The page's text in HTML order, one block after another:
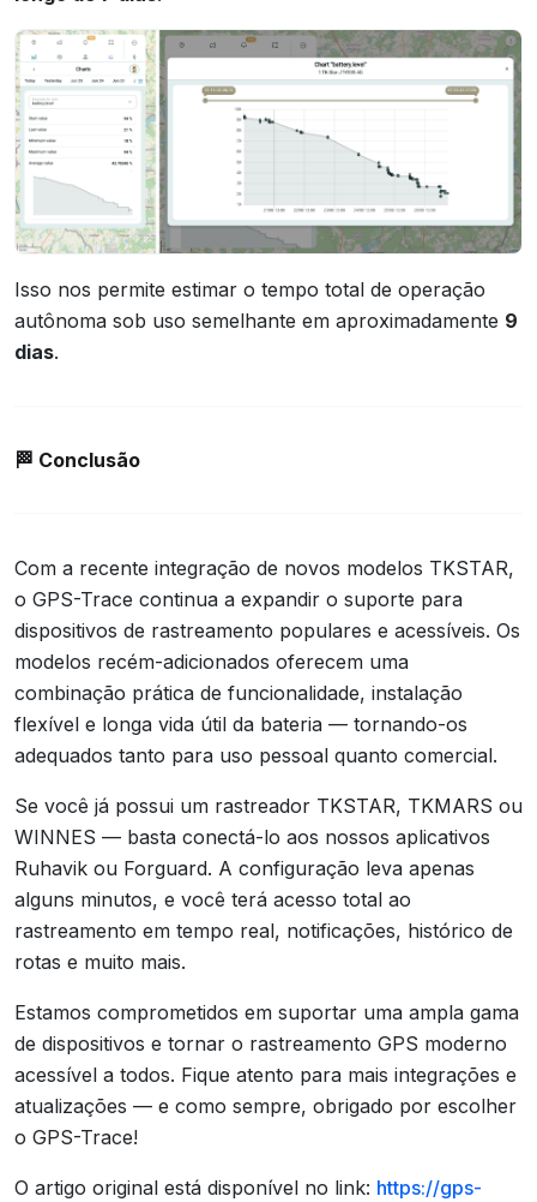
Isso nos permite estimar o tempo total de operação
autônoma sob uso semelhante em aproximadamente 9
dias.
🏁 Conclusão
Com a recente integração de novos modelos TKSTAR,
o GPS-Trace continua a expandir o suporte para
dispositivos de rastreamento populares e acessíveis. Os
modelos recém-adicionados oferecem uma
combinação prática de funcionalidade, instalação
flexível e longa vida útil da bateria — tornando-os
adequados tanto para uso pessoal quanto comercial.
Se você já possui um rastreador TKSTAR, TKMARS ou
WINNES — basta conectá-lo aos nossos aplicativos
Ruhavik ou Forguard. A configuração leva apenas
alguns minutos, e você terá acesso total ao
rastreamento em tempo real, notificações, histórico de
rotas e muito mais.
Estamos comprometidos em suportar uma ampla gama
de dispositivos e tornar o rastreamento GPS moderno
acessível a todos. Fique atento para mais integrações e
atualizações — e como sempre, obrigado por escolher
o GPS-Trace!
O artigo original está disponível no link: https://gps-